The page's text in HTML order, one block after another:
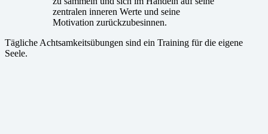
zentralen inneren Werte und seine
Motivation zurückzubesinnen.
Tägliche Achtsamkeitsübungen sind ein Training für die eigene
Seele.